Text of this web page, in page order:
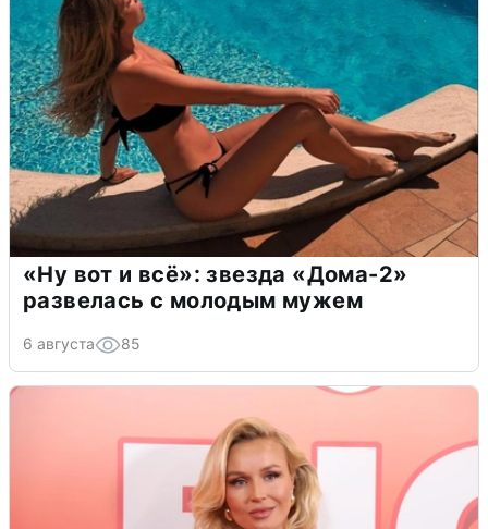
«Ну вот и всё»: звезда «Дома-2»
развелась с молодым мужем
6 августа 85